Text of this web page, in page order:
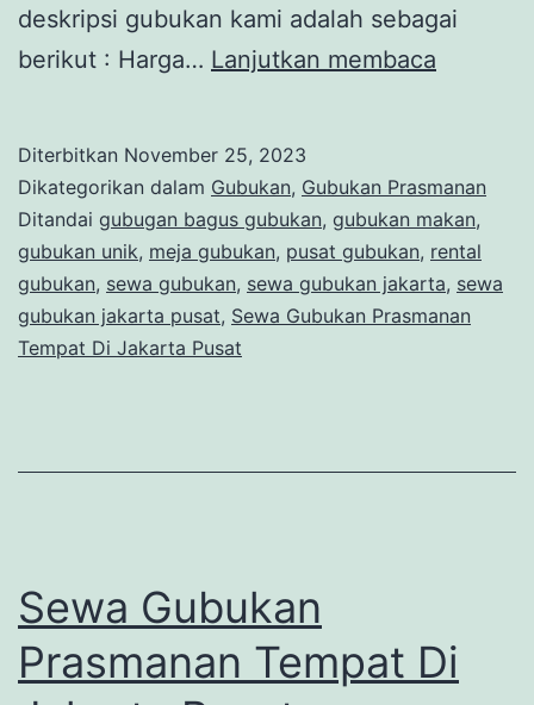
deskripsi gubukan kami adalah sebagai
berikut : Harga… Lanjutkan membaca
KIRIM
CEPAT
DAN
TEPAT
Diterbitkan November 25, 2023
Dikategorikan dalam Gubukan, Gubukan Prasmanan
Ditandai gubugan bagus gubukan, gubukan makan,
gubukan unik, meja gubukan, pusat gubukan, rental
gubukan, sewa gubukan, sewa gubukan jakarta, sewa
gubukan jakarta pusat, Sewa Gubukan Prasmanan
Tempat Di Jakarta Pusat
Sewa Gubukan
Prasmanan Tempat Di